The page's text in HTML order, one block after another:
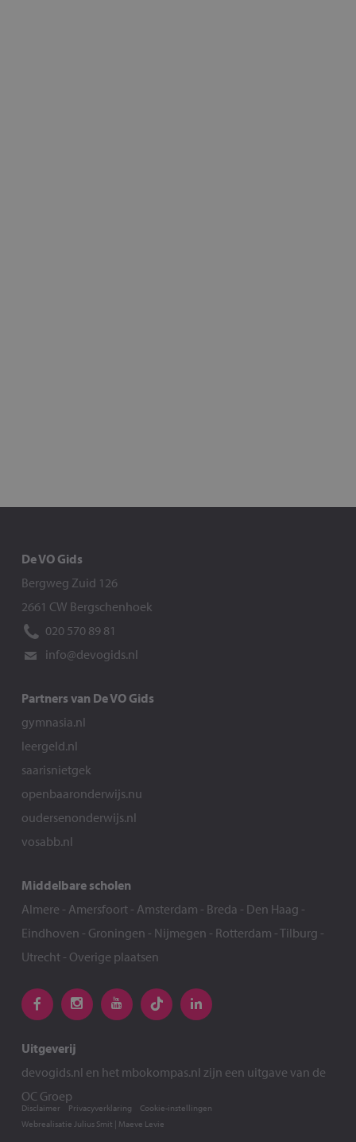
De VO Gids
Bergweg Zuid 126
2661 CW Bergschenhoek
020 570 89 81
info@devogids.nl
Partners van De VO Gids
gymnasia.nl
leergeld.nl
saarisnietgek
openbaaronderwijs.nu
oudersenonderwijs.nl
vosabb.nl
Middelbare scholen
Almere - Amersfoort- Amsterdam - Breda - Den Haag -
Eindhoven - Groningen - Nijmegen - Rotterdam -Tilburg -
Utrecht- Overige plaatsen
Uitgeverij
devogids.nl en het mbokompas.nl zijn een uitgave van de
OC Groep
Webrealisatie Julius Smit | Maeve Levie
Disclaimer Privacyverklaring Cookie-instellingen